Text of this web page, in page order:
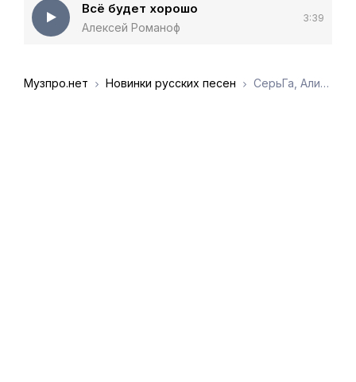
Всё будет хорошо
Алексей Романоф
3:39
Музпро.нет Новинки русских песен СерьГа, Алиса Вокс - Всё будет хорошо